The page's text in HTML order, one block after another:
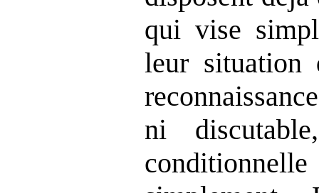
qui vise
leur situation
ni